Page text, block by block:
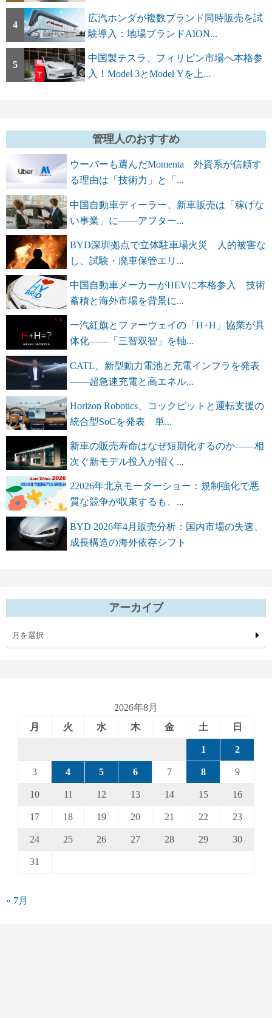
4
広汽ホンダが複数ブランド同時販売を試
験導入：地場ブランドAION...
5
中国製テスラ、フィリピン市場へ本格参
入！Model 3とModel Yを上...
管理人のおすすめ
ウーバーも選んだMomenta 外資系が信頼す
る理由は「技術力」と「...
中国自動車ディーラー、新車販売は「稼げな
い事業」に――アフター...
BYD深圳拠点で立体駐車場火災 人的被害な
し、試験・廃車保管エリ...
中国自動車メーカーがHEVに本格参入 技術
蓄積と海外市場を背景に...
一汽紅旗とファーウェイの「H+H」協業が具
体化――「三智双智」を軸...
CATL、新型動力電池と充電インフラを発表
――超急速充電と高エネル...
Horizon Robotics、コックピットと運転支援の
統合型SoCを発表 単...
新車の販売寿命はなぜ短期化するのか――相
次ぐ新モデル投入が招く...
22026年北京モーターショー：規制強化で悪
質な競争が収束するも、...
BYD 2026年4月販売分析：国内市場の失速、
成長構造の海外依存シフト
アーカイブ
月を選択
2026年8月
月
火 水 木 金 土 日
1 2
3 4 5 6 7 8 9
10 11 12 13 14 15 16
17 18 19 20 21 22 23
24 25 26 27 28 29 30
31
« 7月